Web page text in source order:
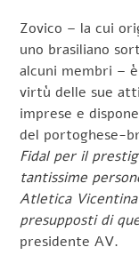
Zovico – la cui
uno brasiliano
alcuni membri –
virtù delle sue
imprese e
del portoghese-
Fidal per il
tantissime
Atletica
presupposti di
presidente AV.